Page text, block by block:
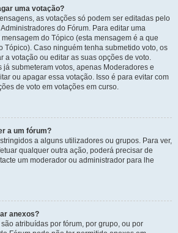
uma votação?
as votações só podem ser editadas pelo
do Fórum. Para editar uma
do Tópico (esta mensagem é a que
Tópico). Caso ninguém tenha submetido voto, os
a votação ou editar as suas opções de voto.
submeteram votos, apenas Moderadores e
ou apagar essa votação. Isso é para evitar com
de voto em votações em curso.
a um fórum?
a alguns utilizadores ou grupos. Para ver,
qualquer outra ação, poderá precisar de
um moderador ou administrador para lhe
anexos?
atribuídas por fórum, por grupo, ou por